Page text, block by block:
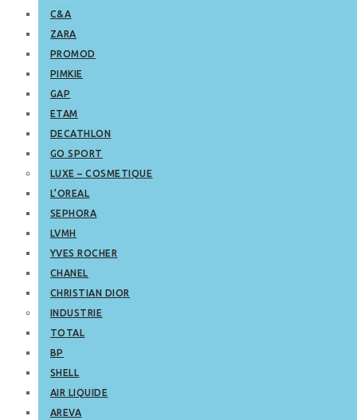
C&A
ZARA
PROMOD
PIMKIE
GAP
ETAM
DECATHLON
GO SPORT
LUXE – COSMETIQUE
L’OREAL
SEPHORA
LVMH
YVES ROCHER
CHANEL
CHRISTIAN DIOR
INDUSTRIE
TOTAL
BP
SHELL
AIR LIQUIDE
AREVA